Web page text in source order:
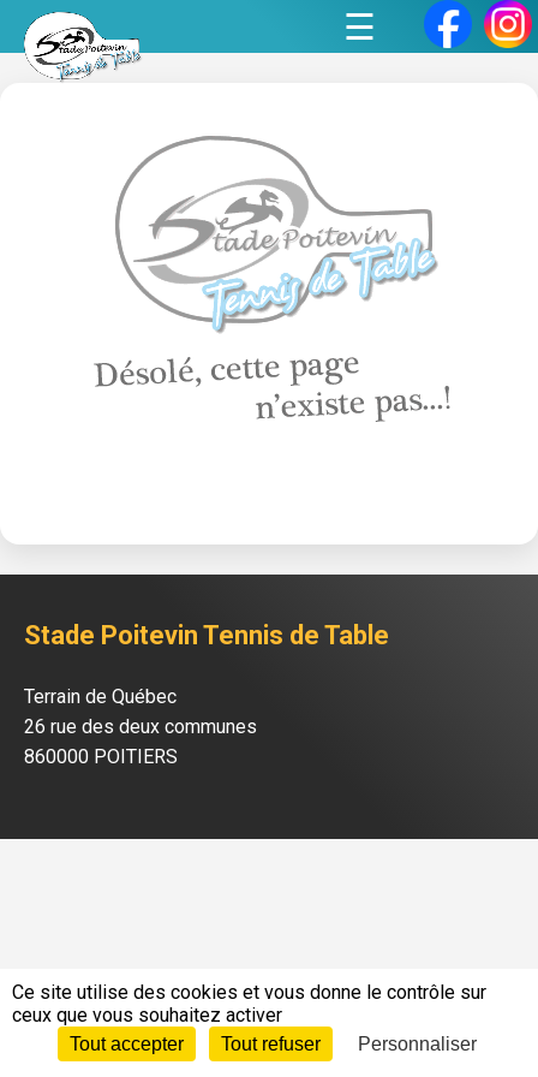
☰
Stade Poitevin Tennis de Table
Terrain de Québec
26 rue des deux communes
860000 POITIERS
Panneau de gestion des cookies
Ce site utilise des cookies et vous donne le contrôle sur
ceux que vous souhaitez activer
Tout accepter Tout refuser Personnaliser